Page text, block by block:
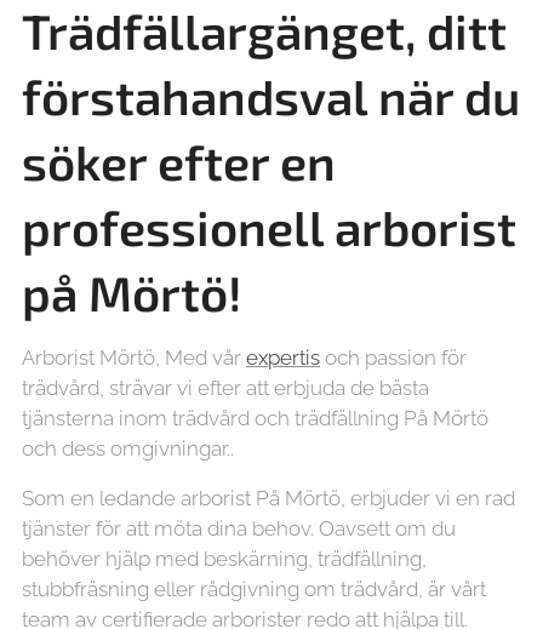
Trädfällargänget, ditt
förstahandsval när du
söker efter en
professionell arborist
på Mörtö!
Arborist Mörtö, Med vår expertis och passion för
trädvård, strävar vi efter att erbjuda de bästa
tjänsterna inom trädvård och trädfällning På Mörtö
och dess omgivningar..
Som en ledande arborist På Mörtö, erbjuder vi en rad
tjänster för att möta dina behov. Oavsett om du
behöver hjälp med beskärning, trädfällning,
stubbfräsning eller rådgivning om trädvård, är vårt
team av certifierade arborister redo att hjälpa till.